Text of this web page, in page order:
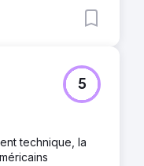
5
technique, la